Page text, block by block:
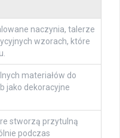
naczynia, talerze
wzorach, które
materiałów do
jako dekoracyjne
stworzą przytulną
podczas